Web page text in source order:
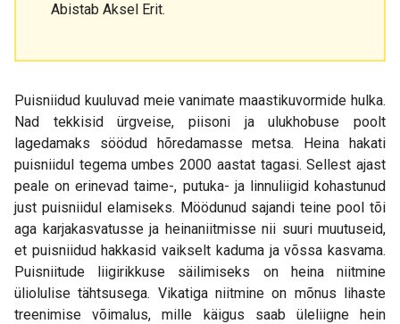
Abistab Aksel Erit.
Puisniidud kuuluvad meie vanimate maastikuvormide hulka.
Nad tekkisid ürgveise, piisoni ja ulukhobuse poolt
lagedamaks söödud hõredamasse metsa. Heina hakati
puisniidul tegema umbes 2000 aastat tagasi. Sellest ajast
peale on erinevad taime-, putuka- ja linnuliigid kohastunud
just puisniidul elamiseks. Möödunud sajandi teine pool tõi
aga karjakasvatusse ja heinaniitmisse nii suuri muutuseid,
et puisniidud hakkasid vaikselt kaduma ja võssa kasvama.
Puisniitude liigirikkuse säilimiseks on heina niitmine
üliolulise tähtsusega. Vikatiga niitmine on mõnus lihaste
treenimise võimalus, mille käigus saab üleliigne hein